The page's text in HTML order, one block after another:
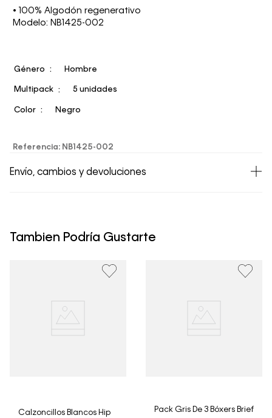
• 100% Algodón regenerativo
Modelo: NB1425-002
Género Hombre
Multipack 5 unidades
Color Negro
Referencia: NB1425-002
Envío, cambios y devoluciones
un período de 30 días calendario tras la recepción.
clientes, no aceptamos devoluciones en ropa interior y
Tambien Podría Gustarte
Calzoncillos Blancos Hip
Pack Gris De 3 Bóxers Brief